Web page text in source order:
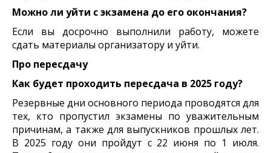
Можно ли уйти с экзамена до его окончания?
Если вы досрочно выполнили работу, можете
сдать материалы организатору и уйти.
Про пересдачу
Как будет проходить пересдача в 2025 году?
Резервные дни основного периода проводятся для
тех, кто пропустил экзамены по уважительным
причинам, а также для выпускников прошлых лет.
В 2025 году они пройдут с 22 июня по 1 июля.